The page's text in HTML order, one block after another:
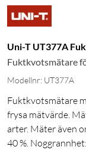
Uni-T UT377A
Fuktkvotsmätare
Modellnr: UT377A
Fuktkvotsmätare
frysa mätvärde.
arter. Mäter även
40 %.